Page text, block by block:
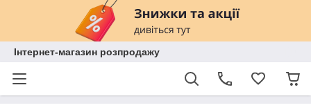
Інтернет-магазин розпродажу